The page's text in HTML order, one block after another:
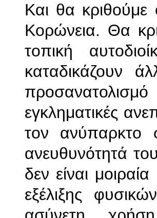
Και θα κριθούμε
Κορώνεια. Θα
τοπική
καταδικάζουν
εγκληματικές
τον ανύπαρκτο
ανευθυνότητά
δεν είναι
εξέλιξης